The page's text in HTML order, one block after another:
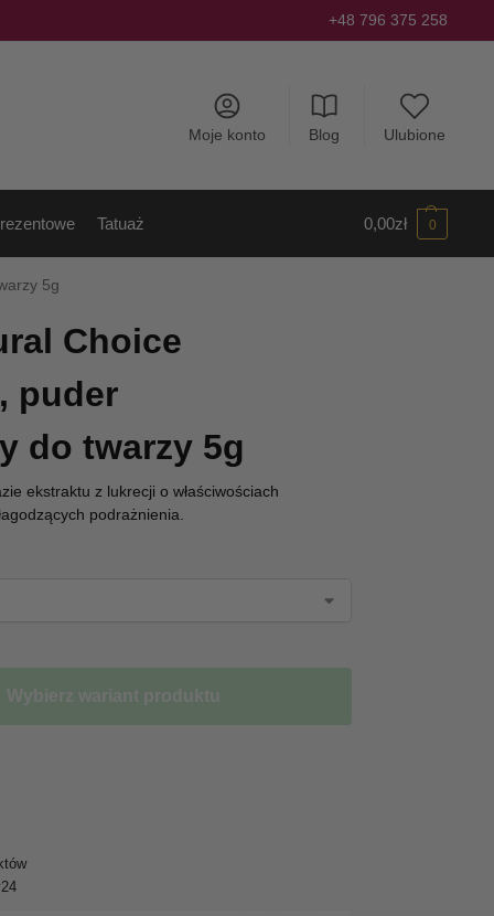
+48 796 375 258
Moje konto Blog Ulubione
Tatuaż 0,00zł 0
5g
Choice
puder
do twarzy 5g
ekstraktu z lukrecji o właściwościach
podrażnienia.
Wybierz wariant produktu